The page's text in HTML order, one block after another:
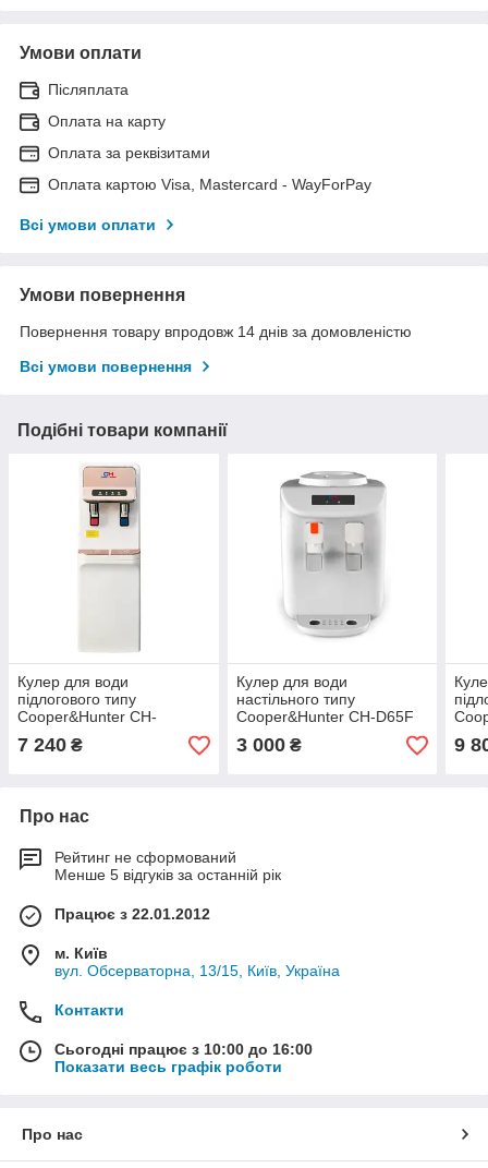
Умови оплати
Післяплата
Оплата на карту
Оплата за реквізитами
Оплата картою Visa, Mastercard - WayForPay
Всі умови оплати
Умови повернення
Повернення товару впродовж 14 днів за домовленістю
Всі умови повернення
Подібні товари компанії
Кулер для води
підлогового типу
Cooper&Hunter CH-
V115CEG
7 240 ₴
Кулер для води
настільного типу
Cooper&Hunter CH-D65F
3 000₴ 9
Про нас
Рейтинг не сформований
Менше 5 відгуків за останній рік
Працює з 22.01.2012
м. Київ
вул. Обсерваторна, 13/15, Київ, Україна
Контакти
Сьогодні працює з 10:00 до 16:00
Показати весь графік роботи
Про нас